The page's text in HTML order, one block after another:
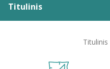
Titulinis
Titulinis